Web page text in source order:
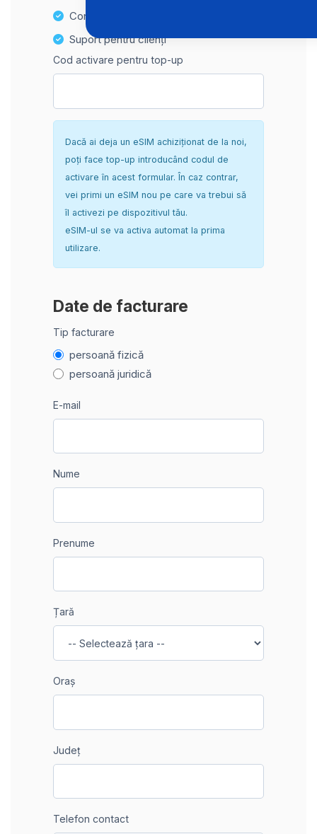
Configurare sigură și fără complicații
Suport pentru clienți
Cod activare pentru top-up
Dacă ai deja un eSIM achiziționat de la noi,
poți face top-up introducând codul de
activare în acest formular. În caz contrar,
vei primi un eSIM nou pe care va trebui să
îl activezi pe dispozitivul tău.
eSIM-ul se va activa automat la prima
utilizare.
Date de facturare
Tip facturare
persoană fizică
persoană juridică
E-mail
Nume
Prenume
Țară
Oraș
Județ
Telefon contact